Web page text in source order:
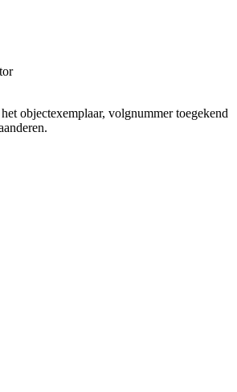
objectexemplaar, volgnummer toegekend